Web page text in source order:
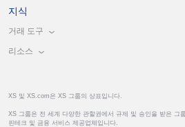
지식
거래 도구
리소스
XS 및 XS.com은 XS 그룹의 상표입니다.
XS 그룹은 전 세계 다양한 관할권에서 규제 및 승인을 받은 그
핀테크 및 금융 서비스 제공업체입니다.